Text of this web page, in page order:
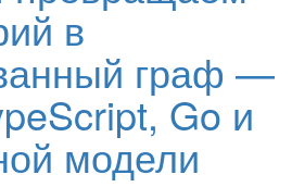
в
граф —
Go и
модели